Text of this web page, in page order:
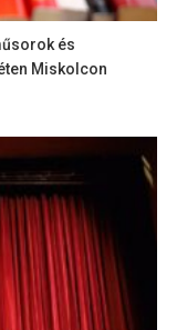
és
Miskolcon